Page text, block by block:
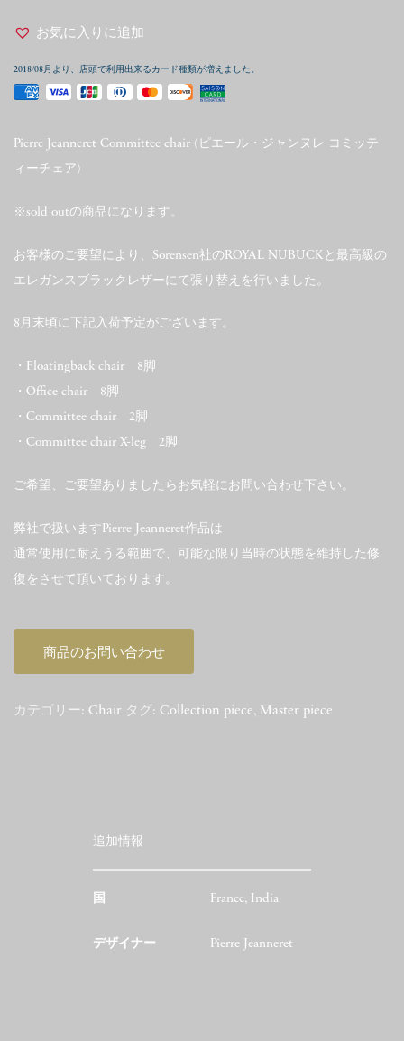
お気に入りに追加
2018/08月より、店頭で利用出来るカード種類が増えました。
Pierre Jeanneret Committee chair (ピエール・ジャンヌレ コミッテ
ィーチェア)
※sold outの商品になります。
お客様のご要望により、Sorensen社のROYAL NUBUCKと最高級の
エレガンスブラックレザーにて張り替えを行いました。
8月末頃に下記入荷予定がございます。
・Floatingback chair 8脚
・Office chair 8脚
・Committee chair 2脚
・Committee chair X-leg 2脚
ご希望、ご要望ありましたらお気軽にお問い合わせ下さい。
弊社で扱いますPierre Jeanneret作品は
通常使用に耐えうる範囲で、可能な限り当時の状態を維持した修
復をさせて頂いております。
商品のお問い合わせ
カテゴリー: Chair タグ: Collection piece, Master piece
追加情報
国 France, India
デザイナー Pierre Jeanneret